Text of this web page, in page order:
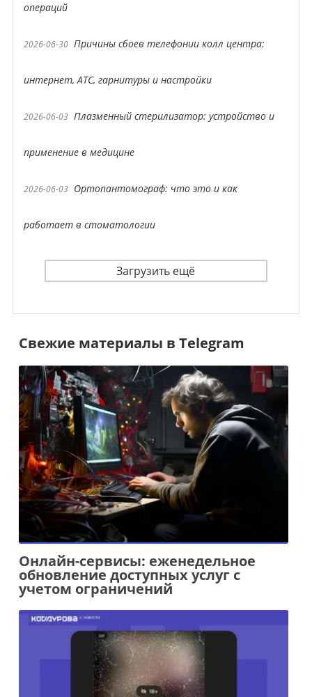
операций
2026-06-30 Причины сбоев телефонии колл центра:
интернет, АТС, гарнитуры и настройки
2026-06-03 Плазменный стерилизатор: устройство и
применение в медицине
2026-06-03 Ортопантомограф: что это и как
работает в стоматологии
Загрузить ещё
Свежие материалы в Telegram
Онлайн-сервисы: еженедельное
обновление доступных услуг с
учетом ограничений